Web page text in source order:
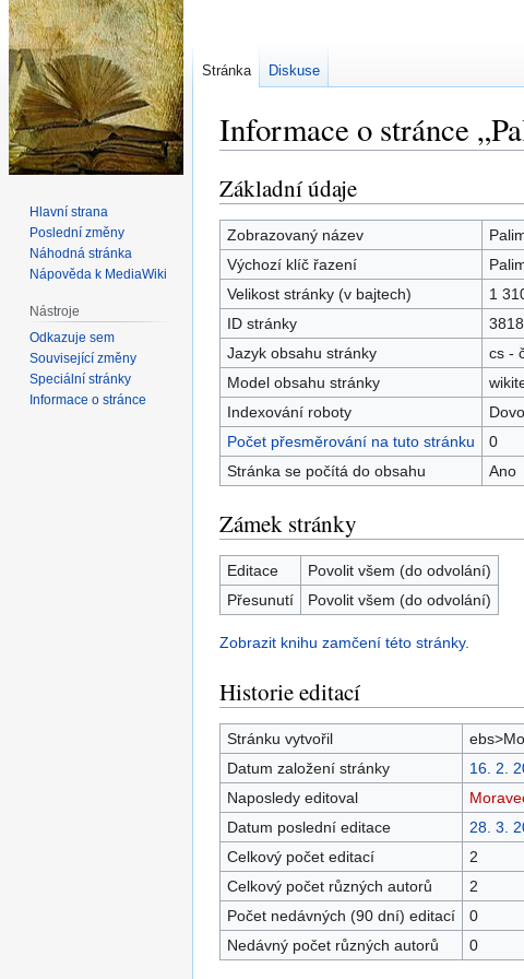
Informace o stránce
Skočit
na
navigaci
Skočit
na
vyhledávání
Základní údaje
Zobrazovaný název
Výchozí klíč řazení
Velikost stránky (v bajtech)
1
ID stránky
3818
Jazyk obsahu stránky
cs -
Model obsahu stránky
Indexování roboty
Počet přesměrování na tuto stránku
0
Stránka se počítá do obsahu
Ano
Zámek stránky
Editace
Povolit všem (do odvolání)
Přesunutí
Povolit všem (do odvolání)
Zobrazit knihu zamčení této stránky.
Historie editací
Stránku vytvořil
Datum založení stránky
16. 2.
Naposledy editoval
Datum poslední editace
28. 3.
Celkový počet editací
2
Celkový počet různých autorů
2
Počet nedávných (90 dní) editací
0
Nedávný počet různých autorů
0
Stránka Diskuse
Hlavní strana
Poslední změny
Náhodná stránka
Nápověda k MediaWiki
Nástroje
Odkazuje sem
Související změny
Speciální stránky
Informace o stránce